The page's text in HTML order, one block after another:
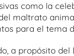
como la
maltrato
para el tema
a propósito del